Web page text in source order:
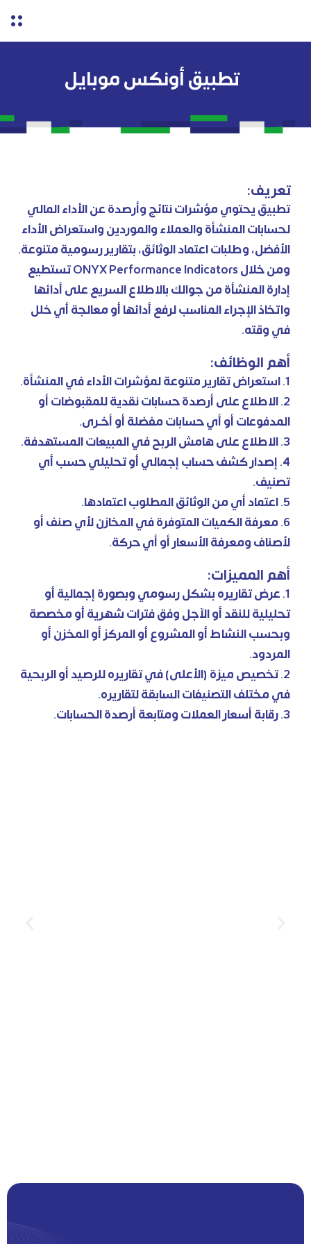
تطبيق أونكس موبايل
تعريف:
تطبيق يحتوي مؤشرات نتائج وأرصدة عن الأداء المالي
لحسابات المنشأة والعملاء والموردين واستعراض الأداء
الأفضل، وطلبات اعتماد الوثائق، بتقارير رسومية متنوعة.
ومن خلال ONYX Performance Indicators تستطيع
إدارة المنشأة من جوالك بالاطلاع السريع على أدائها
واتخاذ الإجراء المناسب لرفع أدائها أو معالجة أي خلل
في وقته.
أهم الوظائف:
1. استعراض تقارير متنوعة لمؤشرات الأداء في المنشأة.
2. الاطلاع على أرصدة حسابات نقدية للمقبوضات أو
المدفوعات أو أي حسابات مفضلة أو أخـرى.
3. الاطلاع على هامش الربح في المبيعات المستهدفة.
4. إصدار كشف حساب إجمالي أو تحليلي حسب أي
تصنيف.
5. اعتماد أي من الوثائق المطلوب اعتمادها.
6. معرفة الكميات المتوفرة في المخازن لأي صنف أو
لأصناف ومعرفة الأسعار أو أي حركة.
أهم المميزات:
1. عرض تقاريره بشكل رسومي وبصورة إجمالية أو
تحليلية للنقد أو الآجل وفق فترات شهرية أو مخصصة
وبحسب النشاط أو المشروع أو المركز أو المخزن أو
المردود.
2. تخصيص ميزة (الأعلى) في تقاريره للرصيد أو الربحية
في مختلف التصنيفات السابقة لتقاريره.
3. رقابة أسعار العملات ومتابعة أرصدة الحسابات.